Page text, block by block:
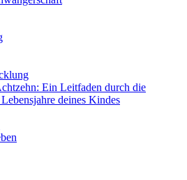
Ein Leitfaden durch die
deines Kindes